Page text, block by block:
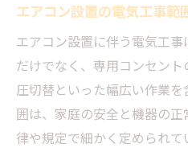
理
専用コンセント設
条件
電気工事士が必要
場面
エアコン設置の電気工事範
エアコン設置に伴う電気工
だけでなく、専用コンセン
圧切替といった幅広い作業
囲は、家庭の安全と機器の
律や規定で細かく定められて